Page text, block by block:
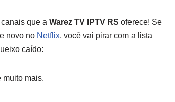
que a Warez TV IPTV RS oferece! Se
novo no Netflix, você vai pirar com a lista
caído:
muito mais.